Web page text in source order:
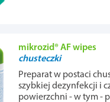
mikrozid® AF wipes
chusteczki
Preparat w postaci
szybkiej dezynfekcji i
powierzchni - w tym -